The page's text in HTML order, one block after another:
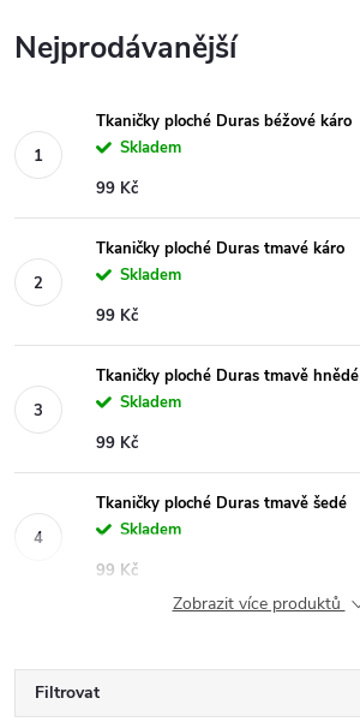
Nejprodávanější
Tkaničky ploché Duras béžové káro
Skladem
99 Kč
Tkaničky ploché Duras tmavé káro
Skladem
99 Kč
Tkaničky ploché Duras tmavě hnědé
Skladem
99 Kč
Tkaničky ploché Duras tmavě šedé
Skladem
99 Kč
Zobrazit více produktů
Filtrovat